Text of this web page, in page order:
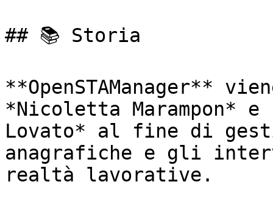
## 📚 Storia
**OpenSTAManager**
*Nicoletta Marampon*
Lovato* al fine di
anagrafiche e gli
realtà lavorative.